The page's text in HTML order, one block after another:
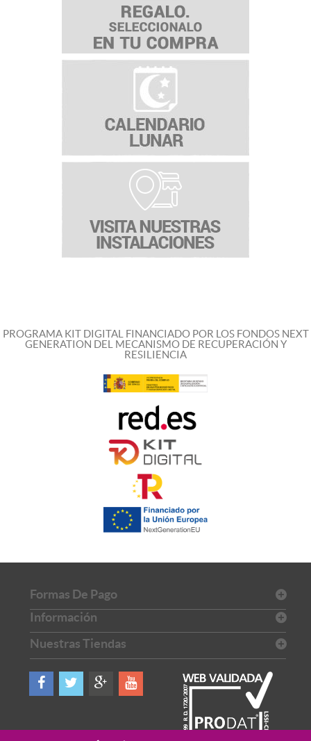
PROGRAMA KIT DIGITAL FINANCIADO POR LOS FONDOS NEXT
GENERATION DEL MECANISMO DE RECUPERACIÓN Y
RESILIENCIA
Formas De Pago
Información
Nuestras Tiendas